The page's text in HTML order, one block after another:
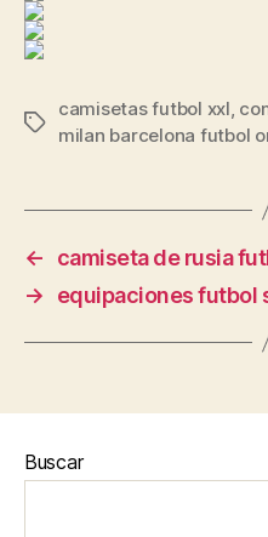
Etiquetas
camisetas futbol xxl,
milan barcelona futbol
←
camiseta de rusia
→
equipaciones futbol
Buscar